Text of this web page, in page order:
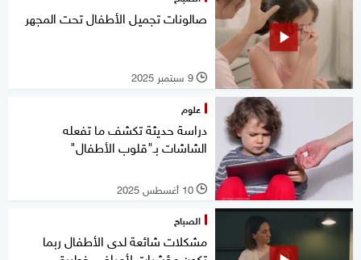
صالونات تجميل الأطفال تحت المجهر
l 9 سبتمبر 2025
علوم
دراسة حديثة تكشف ما تفعله
الشاشات بـ"قلوب الأطفال"
l 10 أغسطس 2025
الصباح
مشكلات شائعة لدى الأطفال ربما